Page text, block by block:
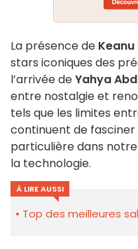
La présence de Keanu
stars iconiques des
l’arrivée deYahya
entre nostalgie et
tels que les limites
continuent de
particulière dans
la technologie.
À LIRE AUSSI
Top des meilleures